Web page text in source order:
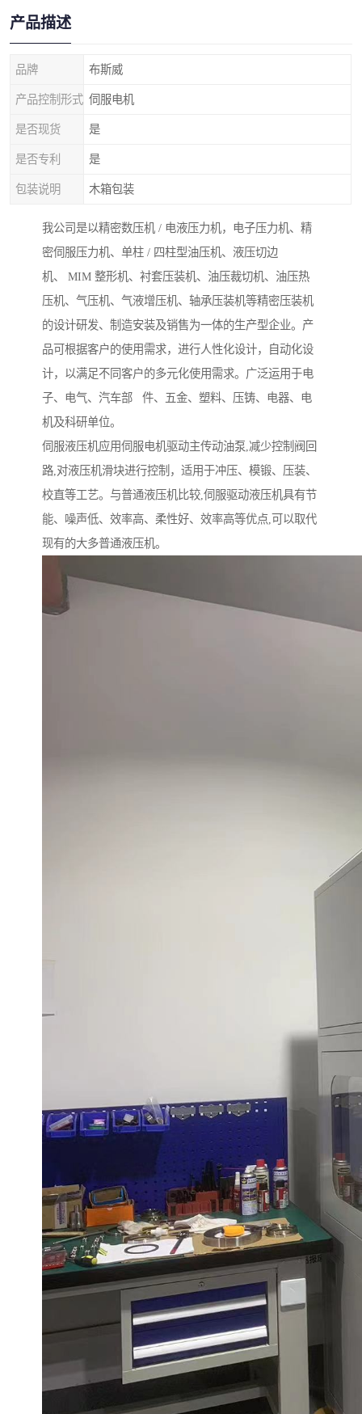
产品描述
品牌 布斯威
产品控制形式 伺服电机
是否现货 是
是否专利 是
包装说明 木箱包装
我公司是以精密数压机 / 电液压力机，电子压力机、精
密伺服压力机、单柱 / 四柱型油压机、液压切边
机、 MIM 整形机、衬套压装机、油压裁切机、油压热
压机、气压机、气液增压机、轴承压装机等精密压装机
的设计研发、制造安装及销售为一体的生产型企业。产
品可根据客户的使用需求，进行人性化设计，自动化设
计，以满足不同客户的多元化使用需求。广泛运用于电
子、电气、汽车部 件、五金、塑料、压铸、电器、电
机及科研单位。
伺服液压机应用伺服电机驱动主传动油泵,减少控制阀回
路,对液压机滑块进行控制，适用于冲压、模锻、压装、
校直等工艺。与普通液压机比较,伺服驱动液压机具有节
能、噪声低、效率高、柔性好、效率高等优点,可以取代
现有的大多普通液压机。